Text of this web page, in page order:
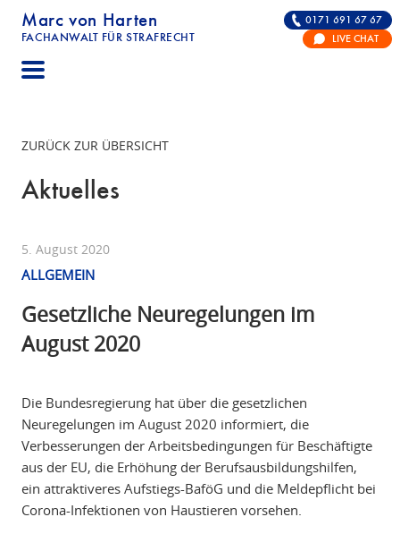
Marc von Harten
FACHANWALT FÜR STRAFRECHT
STRAFRECHT | RECHTSANWALT FÜR DIE
0171 691 67 67
LIVE CHAT
ZURÜCK ZUR ÜBERSICHT
Aktuelles
5. August 2020
ALLGEMEIN
Gesetzliche Neuregelungen im
August 2020
Die Bundesregierung hat über die gesetzlichen
Neuregelungen im August 2020 informiert, die
Verbesserungen der Arbeitsbedingungen für Beschäftigte
aus der EU, die Erhöhung der Berufsausbildungshilfen,
ein attraktiveres Aufstiegs-BaföG und die Meldepflicht bei
Corona-Infektionen von Haustieren vorsehen.